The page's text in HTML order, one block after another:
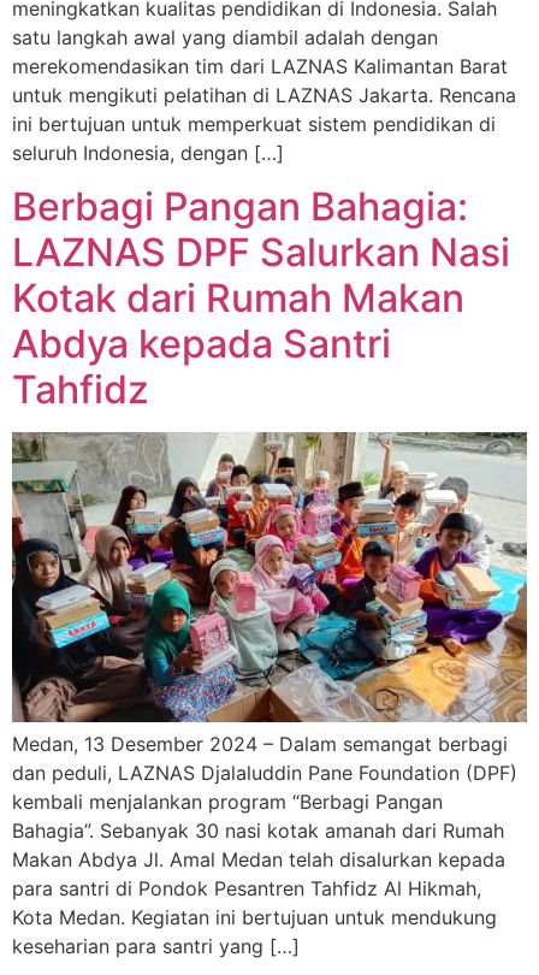
meningkatkan kualitas pendidikan di Indonesia. Salah
satu langkah awal yang diambil adalah dengan
merekomendasikan tim dari LAZNAS Kalimantan Barat
untuk mengikuti pelatihan di LAZNAS Jakarta. Rencana
ini bertujuan untuk memperkuat sistem pendidikan di
seluruh Indonesia, dengan […]
Berbagi Pangan Bahagia:
LAZNAS DPF Salurkan Nasi
Kotak dari Rumah Makan
Abdya kepada Santri
Tahfidz
Medan, 13 Desember 2024 – Dalam semangat berbagi
dan peduli, LAZNAS Djalaluddin Pane Foundation (DPF)
kembali menjalankan program “Berbagi Pangan
Bahagia”. Sebanyak 30 nasi kotak amanah dari Rumah
Makan Abdya Jl. Amal Medan telah disalurkan kepada
para santri di Pondok Pesantren Tahfidz Al Hikmah,
Kota Medan. Kegiatan ini bertujuan untuk mendukung
keseharian para santri yang […]